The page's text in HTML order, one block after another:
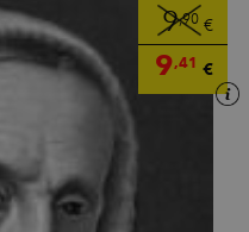
9,90 €
9,41 €